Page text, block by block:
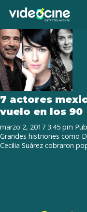
Tag Archive:
7 actores
vuelo en los 90
marzo 2, 2017 3:45 pm
Grandes histriones como
Cecilia Suárez cobraron